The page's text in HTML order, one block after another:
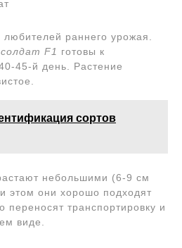
раннего урожая.
F1 готовы к
45-й день. Растение
сортов
небольшими (6-9 см
этом они хорошо подходят
переносят транспортировку и
виде.